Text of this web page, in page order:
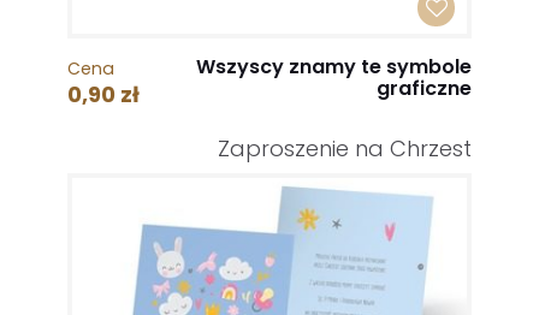
Cena
0,90 zł
Wszyscy znamy te symbole
graficzne
Zaproszenie na Chrzest